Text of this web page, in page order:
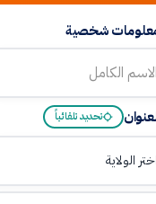
شخصية
تحديد تلقائياً